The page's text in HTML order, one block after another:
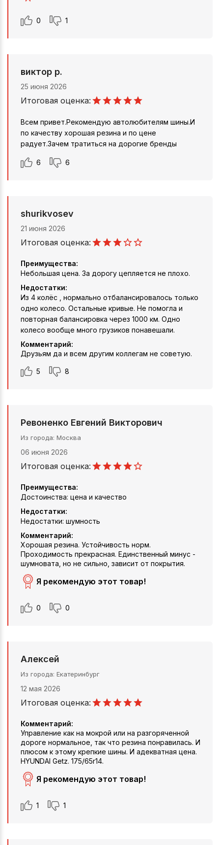
0 1
виктор р.
25 июня 2026
Итоговая оценка:
Всем привет.Рекомендую автолюбителям шины.И
по качеству хорошая резина и по цене
радует.Зачем тратиться на дорогие бренды
6 6
shurikvosev
21 июня 2026
Итоговая оценка:
Преимущества:
Небольшая цена. За дорогу цепляется не плохо.
Недостатки:
Из 4 колёс , нормально отбалансировалось только
одно колесо. Остальные кривые. Не помогла и
повторная балансировка через 1000 км. Одно
колесо вообще много грузиков понавешали.
Комментарий:
Друзьям да и всем другим коллегам не советую.
5 8
Ревоненко Евгений Викторович
Из города Москва
06 июня 2026
Итоговая оценка:
Преимущества:
Достоинства: цена и качество
Недостатки:
Недостатки: шумность
Комментарий:
Хорошая резина. Устойчивость норм.
Проходимость прекрасная. Единственный минус -
шумновата, но не сильно, зависит от покрытия.
Я рекомендую этот товар!
0 0
Алексей
Из города Екатеринбург
12 мая 2026
Итоговая оценка:
Комментарий:
Управление как на мокрой или на разгоряченной
дороге нормальное, так что резина понравилась. И
плюсом к этому крепкие шины. И адекватная цена.
HYUNDAI Getz. 175/65r14.
Я рекомендую этот товар!
1 1